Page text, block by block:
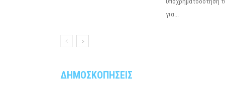
για...
ΔΗΜΟΣΚΟΠΗΣΕΙΣ